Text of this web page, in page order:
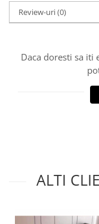
Review-uri(0)
Daca doresti sa iti
ALTI